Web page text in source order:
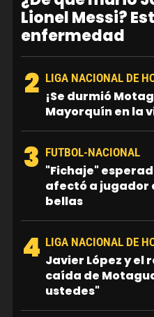
Lionel Messi?
enfermedad
2 LIGA NACIONAL DE
¡Se durmió
Mayorquín en la
3 FUTBOL-NACIONAL
"Fichaje"
afectó a jugador
bellas
4 LIGA NACIONAL DE
Javier López y el
caída de
ustedes"